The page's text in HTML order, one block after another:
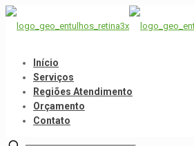
Início
Serviços
Regiões Atendimento
Orçamento
Contato